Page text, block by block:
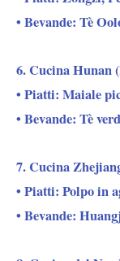
• Bevande: Tè
6. Cucina Hunan
• Piatti: Maiale
• Bevande: Tè
7. Cucina
• Piatti: Polpo in
• Bevande: